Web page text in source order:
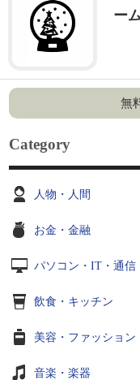
ー
無
Category
人物・人間
お金・金融
パソコン・IT・通信
飲食・キッチン
美容・ファッション
音楽・楽器